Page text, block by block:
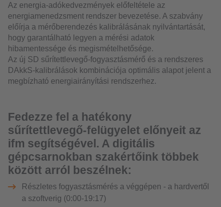
Az energia-adókedvezmények előfeltétele az
energiamenedzsment rendszer bevezetése. A szabvány
előírja a mérőberendezés kalibrálásának nyilvántartását,
hogy garantálható legyen a mérési adatok
hibamentessége és megismételhetősége.
Az új SD sűrítettlevegő-fogyasztásmérő és a rendszeres
DAkkS-kalibrálások kombinációja optimális alapot jelent a
megbízható energiairányítási rendszerhez.
Fedezze fel a hatékony
sűrítettlevegő-felügyelet előnyeit az
ifm segítségével. A digitális
gépcsarnokban szakértőink többek
között arról beszélnek:
Részletes fogyasztásmérés a véggépen - a hardvertől
a szoftverig (0:00-19:17)